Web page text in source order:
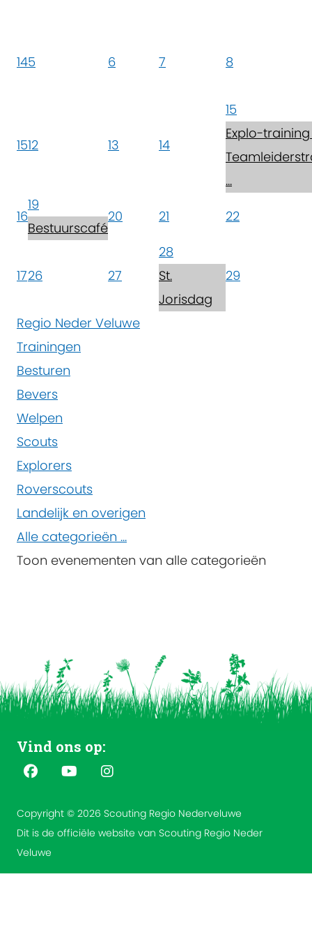
145 6 7 8
1512 13 14
15
Explo-training
...
16
19
Bestuurscafé
20 21 22
1726 27
28
St.
Jorisdag
29
Regio Neder Veluwe
Trainingen
Besturen
Bevers
Welpen
Scouts
Explorers
Roverscouts
Landelijk en overigen
Alle categorieën ...
Toon evenementen van alle categorieën
Vind ons op:
Copyright © 2026 Scouting Regio Nederveluwe
Dit is de officiële website van Scouting Regio Neder
Veluwe